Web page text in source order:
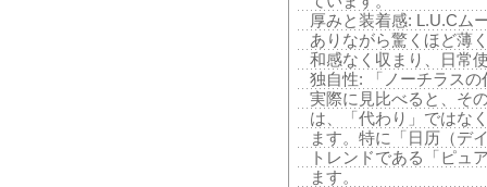
厚みと装着感: L.U.Cム
ありながら驚くほど薄
和感なく収まり、日常
独自性: 「ノーチラス
実際に見比べると、そ
は、「代わり」ではな
ます。特に「日历（デ
トレンドである「ピュ
ます。